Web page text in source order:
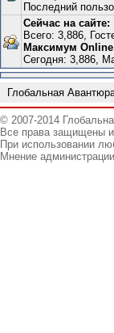
Последний
Сейчас на сайте:
Всего: 3,886,
Максимум
Сегодня: 3,886,
Глобальная
© 2007-2014
Все права защищены
При использовании
Мнение